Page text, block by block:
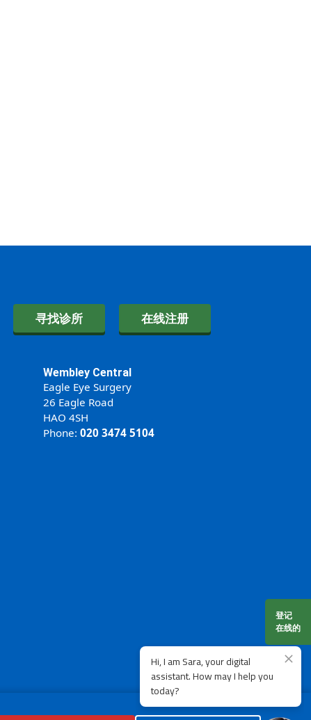
寻找诊所 在线注册
Wembley Central
Eagle Eye Surgery
26 Eagle Road
HAO 4SH
Phone: 020 3474 5104
登记
在线的